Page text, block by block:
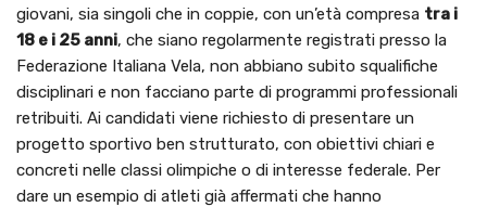
giovani, sia singoli che in coppie, con un’età compresa tra i
18 e i 25 anni, che siano regolarmente registrati presso la
Federazione Italiana Vela, non abbiano subito squalifiche
disciplinari e non facciano parte di programmi professionali
retribuiti. Ai candidati viene richiesto di presentare un
progetto sportivo ben strutturato, con obiettivi chiari e
concreti nelle classi olimpiche o di interesse federale. Per
dare un esempio di atleti già affermati che hanno